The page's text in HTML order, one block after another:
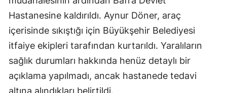
Hastanesine kaldırıldı. Aynur Döner, araç
içerisinde sıkıştığı için Büyükşehir Belediyesi
itfaiye ekipleri tarafından kurtarıldı. Yaralıların
sağlık durumları hakkında henüz detaylı bir
açıklama yapılmadı, ancak hastanede tedavi
altına alındıkları belirtildi.